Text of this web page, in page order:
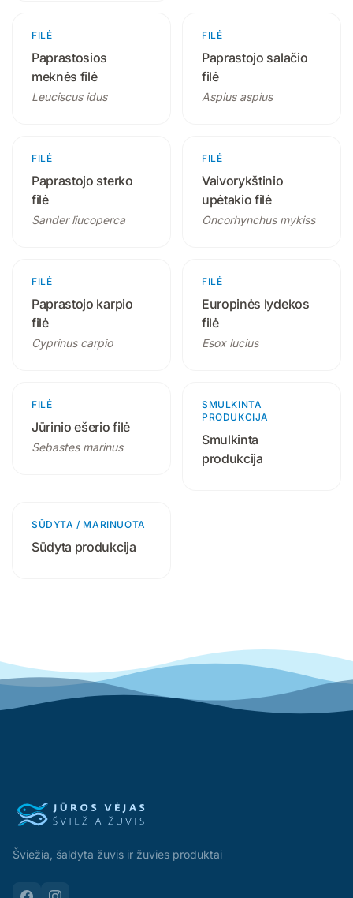
FILĖ
Paprastosios
meknės filė
Leuciscus idus
FILĖ
Paprastojo salačio
filė
Aspius aspius
FILĖ
Paprastojo sterko
filė
Sander liucoperca
FILĖ
Vaivorykštinio
upėtakio filė
Oncorhynchus mykiss
FILĖ
Paprastojo karpio
filė
Cyprinus carpio
FILĖ
Europinės lydekos
filė
Esox lucius
FILĖ
Jūrinio ešerio filė
Sebastes marinus
SMULKINTA
PRODUKCIJA
Smulkinta
produkcija
9 produktai
SŪDYTA / MARINUOTA
Sūdyta produkcija
Šviežia, šaldyta žuvis ir žuvies produktai